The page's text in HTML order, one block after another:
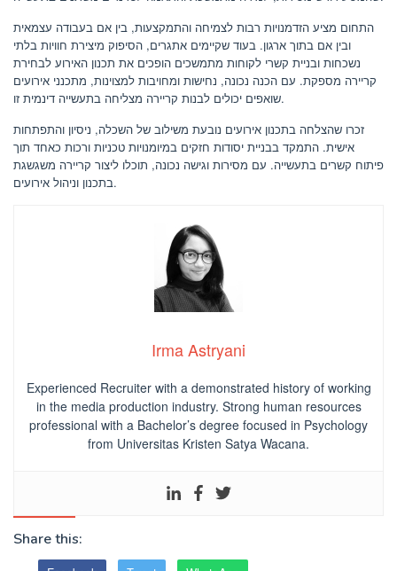
התחום מציע הזדמנויות רבות לצמיחה והתמקצעות, בין אם בעבודה עצמאית
ובין אם בתוך ארגון. בעוד שקיימים אתגרים, הסיפוק מיצירת חוויות בלתי
נשכחות ובניית קשרי לקוחות מתמשכים הופכים את תכנון האירוע לבחירת
קריירה מספקת. עם הכנה נכונה, נחישות ומחויבות למצוינות, מתכנני אירועים
שואפים יכולים לבנות קריירה מצליחה בתעשייה דינמית זו.
זכרו שהצלחה בתכנון אירועים נובעת משילוב של השכלה, ניסיון והתפתחות
אישית. התמקד בבניית יסודות חזקים במיומנויות טכניות ורכות כאחד תוך
פיתוח קשרים בתעשייה. עם מסירות וגישה נכונה, תוכלו ליצור קריירה משגשגת
בתכנון וניהול אירועים.
Irma Astryani
Experienced Recruiter with a demonstrated history of working
in the media production industry. Strong human resources
professional with a Bachelor’s degree focused in Psychology
from Universitas Kristen Satya Wacana.
Share this: